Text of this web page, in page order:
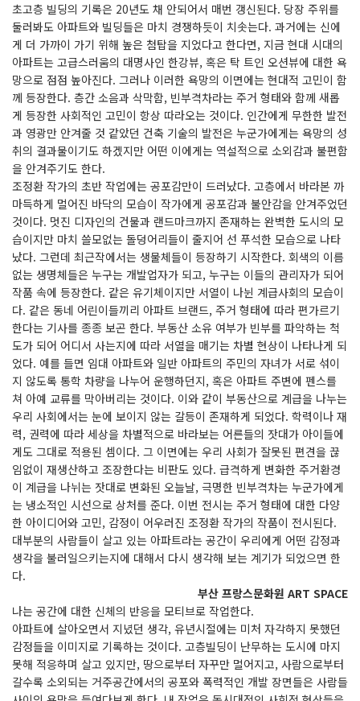
초고층 빌딩의 기록은 20년도 채 안되어서 매번 갱신된다. 당장 주위를
둘러봐도 아파트와 빌딩들은 마치 경쟁하듯이 치솟는다. 과거에는 신에
게 더 가까이 가기 위해 높은 첨탑을 지었다고 한다면, 지금 현대 시대의
아파트는 고급스러움의 대명사인 한강뷰, 혹은 탁 트인 오션뷰에 대한 욕
망으로 점점 높아진다. 그러나 이러한 욕망의 이면에는 현대적 고민이 함
께 등장한다. 층간 소음과 삭막함, 빈부격차라는 주거 형태와 함께 새롭
게 등장한 사회적인 고민이 항상 따라오는 것이다. 인간에게 무한한 발전
과 영광만 안겨줄 것 같았던 건축 기술의 발전은 누군가에게는 욕망의 성
취의 결과물이기도 하겠지만 어떤 이에게는 역설적으로 소외감과 불편함
을 안겨주기도 한다.
조정환 작가의 초반 작업에는 공포감만이 드러났다. 고층에서 바라본 까
마득하게 멀어진 바닥의 모습이 작가에게 공포감과 불안감을 안겨주었던
것이다. 멋진 디자인의 건물과 랜드마크까지 존재하는 완벽한 도시의 모
습이지만 마치 쓸모없는 돌덩어리들이 줄지어 선 푸석한 모습으로 나타
났다. 그런데 최근작에서는 생물체들이 등장하기 시작한다. 회색의 이름
없는 생명체들은 누구는 개발업자가 되고, 누구는 이들의 관리자가 되어
작품 속에 등장한다. 같은 유기체이지만 서열이 나뉜 계급사회의 모습이
다. 같은 동네 어린이들끼리 아파트 브랜드, 주거 형태에 따라 편가르기
한다는 기사를 종종 보곤 한다. 부동산 소유 여부가 빈부를 파악하는 척
도가 되어 어디서 사는지에 따라 서열을 매기는 차별 현상이 나타나게 되
었다. 예를 들면 임대 아파트와 일반 아파트의 주민의 자녀가 서로 섞이
지 않도록 통학 차량을 나누어 운행하던지, 혹은 아파트 주변에 펜스를
쳐 아예 교류를 막아버리는 것이다. 이와 같이 부동산으로 계급을 나누는
우리 사회에서는 눈에 보이지 않는 갈등이 존재하게 되었다. 학력이나 재
력, 권력에 따라 세상을 차별적으로 바라보는 어른들의 잣대가 아이들에
게도 그대로 적용된 셈이다. 그 이면에는 우리 사회가 잘못된 편견을 끊
임없이 재생산하고 조장한다는 비판도 있다. 급격하게 변화한 주거환경
이 계급을 나뉘는 잣대로 변화된 오늘날, 극명한 빈부격차는 누군가에게
는 냉소적인 시선으로 상처를 준다. 이번 전시는 주거 형태에 대한 다양
한 아이디어와 고민, 감정이 어우러진 조정환 작가의 작품이 전시된다.
대부분의 사람들이 살고 있는 아파트라는 공간이 우리에게 어떤 감정과
생각을 불러일으키는지에 대해서 다시 생각해 보는 계기가 되었으면 한
다.
​부산 프랑스문화원 ART SPACE
나는 공간에 대한 신체의 반응을 모티브로 작업한다.
아파트에 살아오면서 지녔던 생각, 유년시절에는 미처 자각하지 못했던
감정들을 이미지로 기록하는 것이다. 고층빌딩이 난무하는 도시에 마지
못해 적응하며 살고 있지만, 땅으로부터 자꾸만 멀어지고, 사람으로부터
갈수록 소외되는 거주공간에서의 공포와 폭력적인 개발 장면들은 사람들